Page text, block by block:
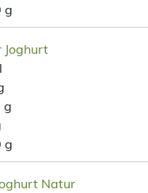
g
Joghurt
g
g
Natur